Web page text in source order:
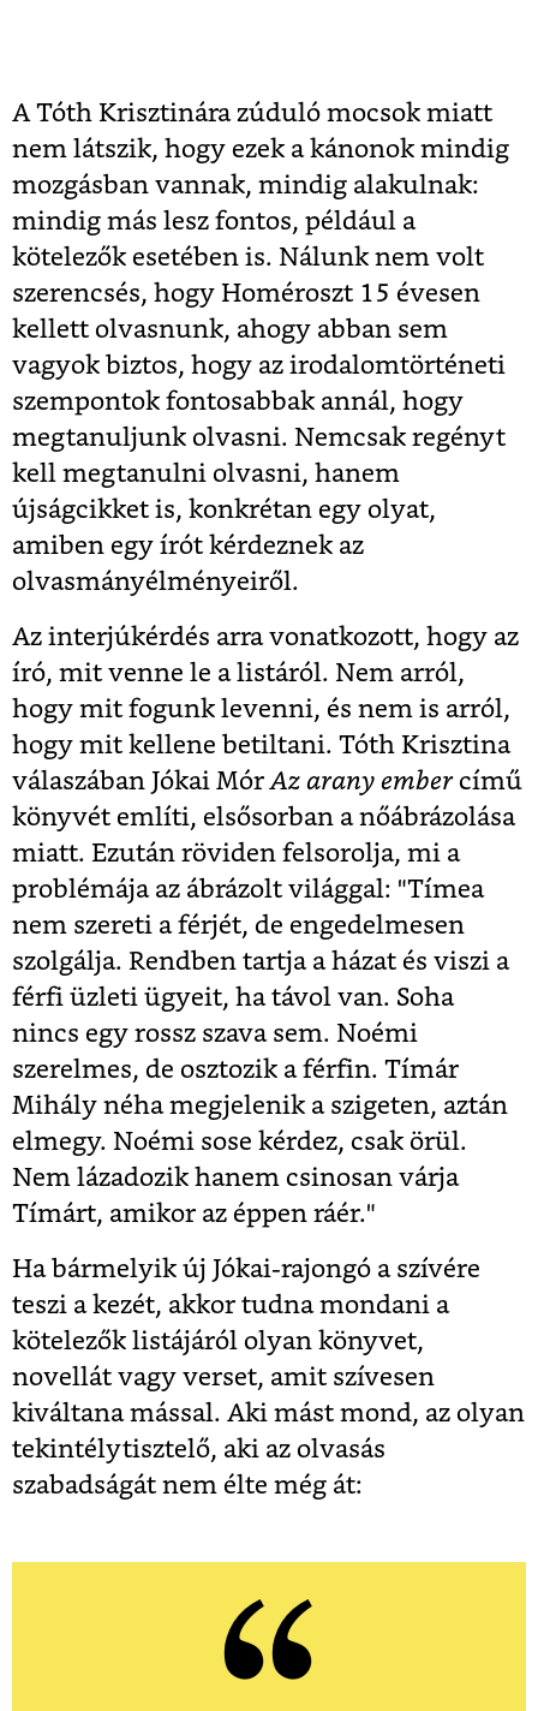
A Tóth Krisztinára zúduló mocsok miatt
nem látszik, hogy ezek a kánonok mindig
mozgásban vannak, mindig alakulnak:
mindig más lesz fontos, például a
kötelezők esetében is. Nálunk nem volt
szerencsés, hogy Homéroszt 15 évesen
kellett olvasnunk, ahogy abban sem
vagyok biztos, hogy az irodalomtörténeti
szempontok fontosabbak annál, hogy
megtanuljunk olvasni. Nemcsak regényt
kell megtanulni olvasni, hanem
újságcikket is, konkrétan egy olyat,
amiben egy írót kérdeznek az
olvasmányélményeiről.
Az interjúkérdés arra vonatkozott, hogy az
író, mit venne le a listáról. Nem arról,
hogy mit fogunk levenni, és nem is arról,
hogy mit kellene betiltani. Tóth Krisztina
válaszában Jókai Mór Az arany embercímű
könyvét említi, elsősorban a nőábrázolása
miatt. Ezután röviden felsorolja, mi a
problémája az ábrázolt világgal: "Tímea
nem szereti a férjét, de engedelmesen
szolgálja. Rendben tartja a házat és viszi a
férfi üzleti ügyeit, ha távol van. Soha
nincs egy rossz szava sem. Noémi
szerelmes, de osztozik a férfin. Tímár
Mihály néha megjelenik a szigeten, aztán
elmegy. Noémi sose kérdez, csak örül.
Nem lázadozik hanem csinosan várja
Tímárt, amikor az éppen ráér."
Ha bármelyik új Jókai-rajongó a szívére
teszi a kezét, akkor tudna mondani a
kötelezők listájáról olyan könyvet,
novellát vagy verset, amit szívesen
kiváltana mással. Aki mást mond, az olyan
tekintélytisztelő, aki az olvasás
szabadságát nem élte még át: